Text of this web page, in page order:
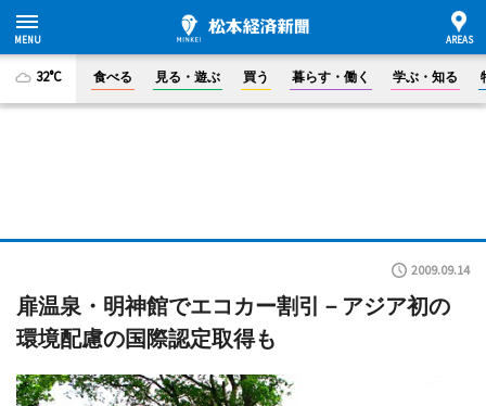
32°C 食べる 見る・遊ぶ 買う 暮らす・働く 学ぶ・知る
2009.09.14
扉温泉・明神館でエコカー割引－アジア初の
環境配慮の国際認定取得も